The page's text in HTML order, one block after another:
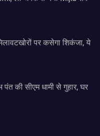
पर कसेगा शिकंजा, ये
की सीएम धामी से गुहार, घर